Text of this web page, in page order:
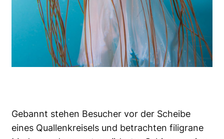
Gebannt stehen Besucher vor der Scheibe
eines Quallenkreisels und betrachten filigrane